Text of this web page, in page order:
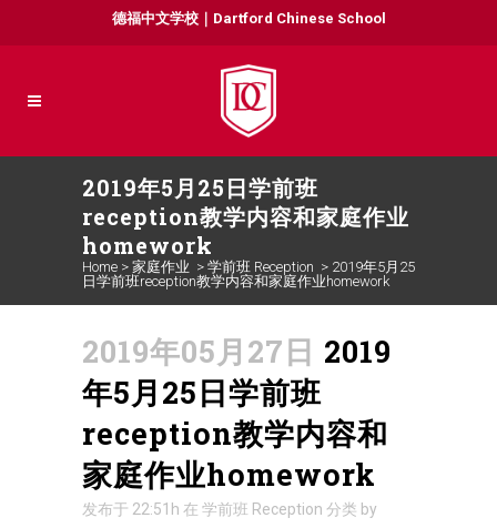
德福中文学校｜Dartford Chinese School
2019年5月25日学前班
reception教学内容和家庭作业
homework
Home > 家庭作业 > 学前班 Reception > 2019年5月25
日学前班reception教学内容和家庭作业homework
2019年05月27日 2019
年5月25日学前班
reception教学内容和
家庭作业homework
发布于 22:51h 在 学前班 Reception 分类 by